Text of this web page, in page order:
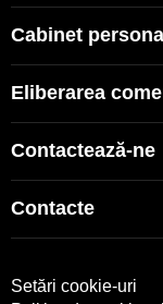
Cabinet
Eliberarea
Contactează-ne
Contacte
Setări cookie-uri